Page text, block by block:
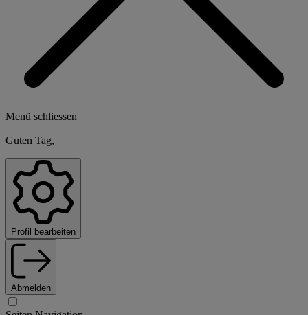
Menü schliessen
Guten Tag,
Profil bearbeiten
Abmelden